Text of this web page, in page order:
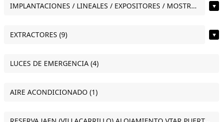
IMPLANTACIONES / LINEALES / EXPOSITORES / MOSTRADORES (12) ▼
EXTRACTORES (9) ▼
LUCES DE EMERGENCIA (4)
AIRE ACONDICIONADO (1)